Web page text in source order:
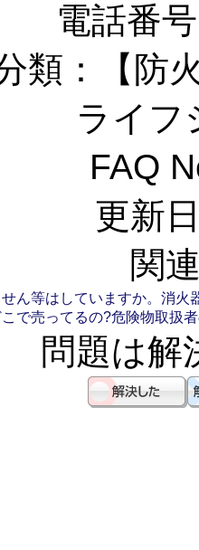
電話番
類：【防
ライフ
FAQ
更新
関
ん等はしていますか。 消火
で売ってるの?危険物取扱
問題は解